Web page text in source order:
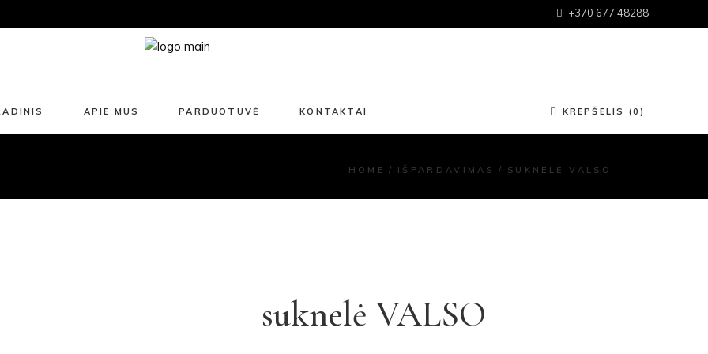
+370 677 48288
APIE MUS PARDUOTUVĖ KONTAKTAI KREPŠELIS (0)
Sijonai
Marškiniai / Palaidinės
HOME IŠPARDAVIMAS SUKNELĖ VALSO
suknelė VALSO